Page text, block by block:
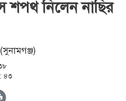
শপথ নিলেন নাছির
৪৩